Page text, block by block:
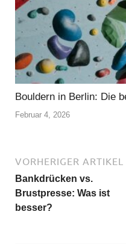
Bouldern in Berlin: Die
Februar 4, 2026
VORHERIGER ARTIKEL
Bankdrücken vs.
Brustpresse: Was ist
besser?